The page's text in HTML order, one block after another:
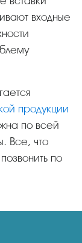
входные
продукции
по всей
Все, что
по